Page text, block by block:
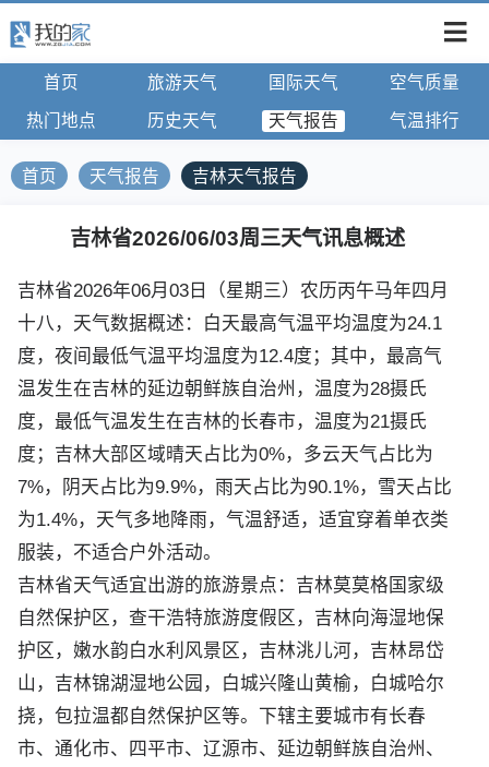
首页 旅游天气 国际天气 空气质量
热门地点 历史天气 天气报告 气温排行
首页 天气报告 吉林天气报告
吉林省2026/06/03周三天气讯息概述
吉林省2026年06月03日（星期三）农历丙午马年四月
十八，天气数据概述：白天最高气温平均温度为24.1
度，夜间最低气温平均温度为12.4度；其中，最高气
温发生在吉林的延边朝鲜族自治州，温度为28摄氏
度，最低气温发生在吉林的长春市，温度为21摄氏
度；吉林大部区域晴天占比为0%，多云天气占比为
7%，阴天占比为9.9%，雨天占比为90.1%，雪天占比
为1.4%，天气多地降雨，气温舒适，适宜穿着单衣类
服装，不适合户外活动。
吉林省天气适宜出游的旅游景点：吉林莫莫格国家级
自然保护区，查干浩特旅游度假区，吉林向海湿地保
护区，嫩水韵白水利风景区，吉林洮儿河，吉林昂岱
山，吉林锦湖湿地公园，白城兴隆山黄榆，白城哈尔
挠，包拉温都自然保护区等。下辖主要城市有长春
市、通化市、四平市、辽源市、延边朝鲜族自治州、